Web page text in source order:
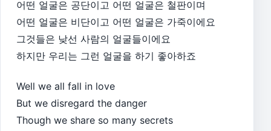
어떤 얼굴은 공단이고 어떤 얼굴은 철판이며
어떤 얼굴은 비단이고 어떤 얼굴은 가죽이에요
그것들은 낮선 사람의 얼굴들이에요
하지만 우리는 그런 얼굴을 하기 좋아하죠
Well we all fall in love
But we disregard the danger
Though we share so many secrets